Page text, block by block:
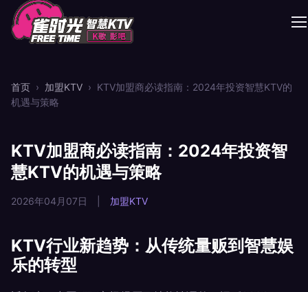
首页 › 加盟KTV › KTV加盟商必读指南：2024年投资智慧KTV的
机遇与策略
KTV加盟商必读指南：2024年投资智
慧KTV的机遇与策略
2026年04月07日 加盟KTV
KTV行业新趋势：从传统量贩到智慧娱
乐的转型